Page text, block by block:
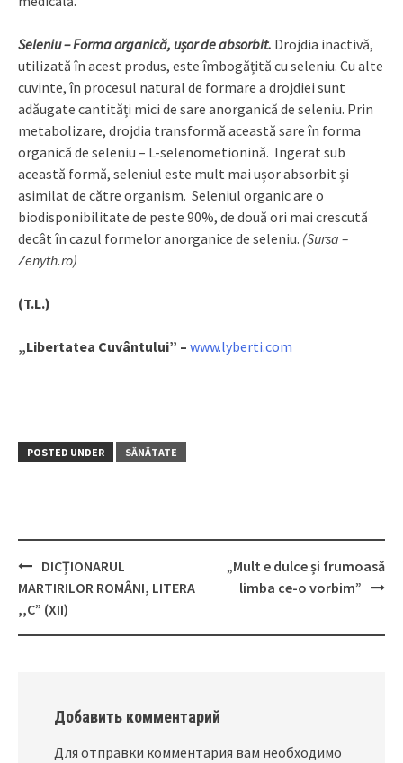
Seleniu – Forma organică, ușor de absorbit. Drojdia inactivă,
utilizată în acest produs, este îmbogățită cu seleniu. Cu alte
cuvinte, în procesul natural de formare a drojdiei sunt
adăugate cantități mici de sare anorganică de seleniu. Prin
metabolizare, drojdia transformă această sare în forma
organică de seleniu – L-selenometionină. Ingerat sub
această formă, seleniul este mult mai ușor absorbit și
asimilat de către organism. Seleniul organic are o
biodisponibilitate de peste 90%, de două ori mai crescută
decât în cazul formelor anorganice de seleniu. (Sursa –
Zenyth.ro)
(T.L.)
„Libertatea Cuvântului” – www.lyberti.com
POSTED UNDER SĂNĂTATE
Post
navigation
DICȚIONARUL
MARTIRILOR ROMÂNI, LITERA
,,C” (XII)
„Mult e dulce și frumoasă
limba ce-o vorbim”
Добавить комментарий
Для отправки комментария вам необходимо